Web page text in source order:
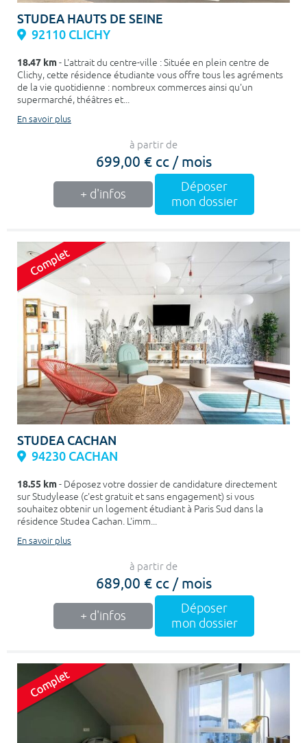
STUDEA HAUTS DE SEINE
92110 CLICHY
18.47 km- L'attrait du centre-ville : Située en plein centre de
Clichy, cette résidence étudiante vous offre tous les agréments
de la vie quotidienne : nombreux commerces ainsi qu'un
supermarché, théâtres et...
En savoir plus
à partir de
699,00 € cc / mois
+ d'infos
Déposer
mon dossier
STUDEA CACHAN
94230 CACHAN
18.55 km- Déposez votre dossier de candidature directement
sur Studylease (c'est gratuit et sans engagement) si vous
souhaitez obtenir un logement étudiant à Paris Sud dans la
résidence Studea Cachan. L'imm...
En savoir plus
à partir de
689,00 € cc / mois
+ d'infos
Déposer
mon dossier